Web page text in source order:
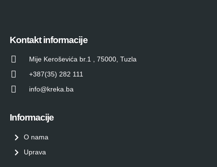
Kontakt informacije
Mije Keroševića br.1 , 75000, Tuzla
+387(35) 282 111
info@kreka.ba
Informacije
O nama
Uprava